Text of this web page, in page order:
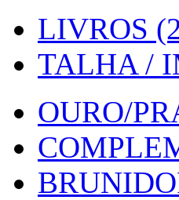
LIVROS
TALHA /
OURO/